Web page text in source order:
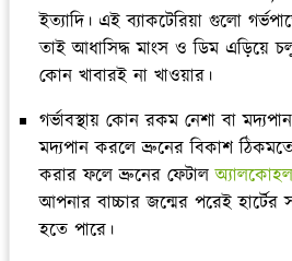
ইত্যাদি। এই ব্যাকটেরিয়া গুলো
তাই আধাসিদ্ধ মাংস ও ডিম এড়িয়ে
কোন খাবারই না খাওয়ার।
গর্ভাবস্থায় কোন রকম নেশা বা
মদ্যপান করলে ভ্রুনের বিকাশ
করার ফলে ভ্রুনের ফেটাল
আপনার বাচ্চার জন্মের পরেই হার্টের
হতে পারে।